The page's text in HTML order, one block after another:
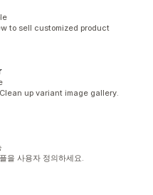
to sell customized product
up variant image gallery.
을 사용자 정의하세요.